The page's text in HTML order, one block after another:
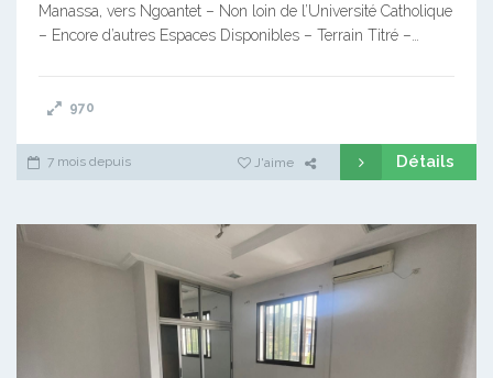
Manassa, vers Ngoantet – Non loin de l’Université Catholique
– Encore d’autres Espaces Disponibles – Terrain Titré –…
970
7 mois depuis J'aime Détails